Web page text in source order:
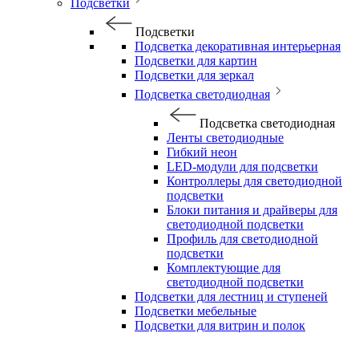
Подсветки
Подсветки
Подсветка декоративная интерьерная
Подсветки для картин
Подсветки для зеркал
Подсветка светодиодная
Подсветка светодиодная
Ленты светодиодные
Гибкий неон
LED-модули для подсветки
Контроллеры для светодиодной
подсветки
Блоки питания и драйверы для
светодиодной подсветки
Профиль для светодиодной
подсветки
Комплектующие для
светодиодной подсветки
Подсветки для лестниц и ступеней
Подсветки мебельные
Подсветки для витрин и полок